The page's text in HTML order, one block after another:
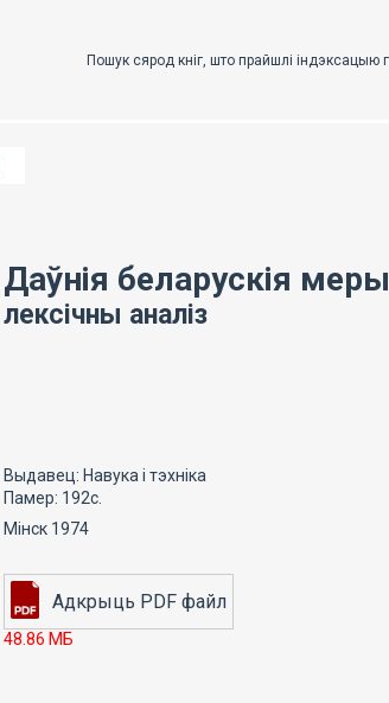
Даўнія беларускія меры
лексічны аналіз
Выдавец: Навука і тэхніка
Памер: 192с.
Мінск 1974
48.86 МБ